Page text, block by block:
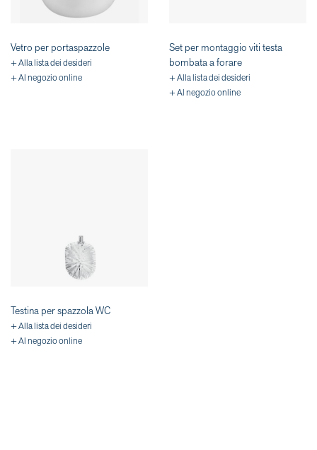
Vetro per portaspazzole
+ Alla lista dei desideri
+ Al negozio online
Set per montaggio viti testa
bombata a forare
+ Alla lista dei desideri
+ Al negozio online
Testina per spazzola WC
+ Alla lista dei desideri
+ Al negozio online